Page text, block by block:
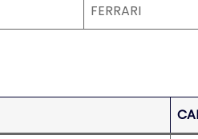
FERRARI